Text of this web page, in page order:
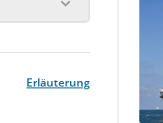
Erläuterung